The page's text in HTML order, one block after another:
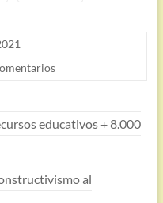
educativos + 8.000
al